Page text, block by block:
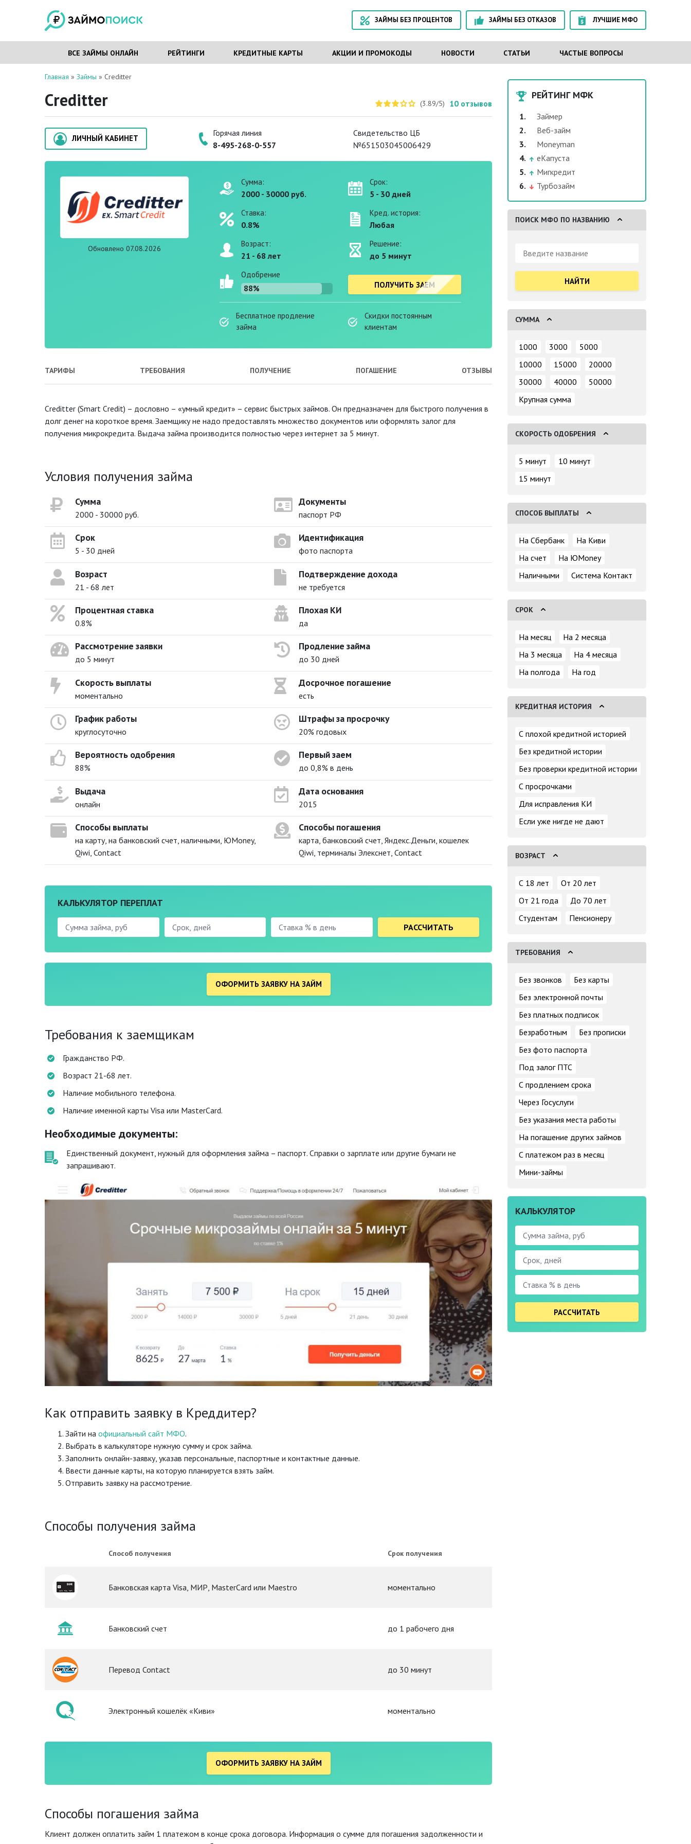
ЗАЙМЫ БЕЗ ПРОЦЕНТОВ ЗАЙМЫ БЕЗ ОТКАЗОВ ЛУЧШИЕ МФО
ВСЕ ЗАЙМЫ ОНЛАЙН РЕЙТИНГИ КРЕДИТНЫЕ КАРТЫ АКЦИИ И ПРОМОКОДЫ НОВОСТИ СТАТЬИ ЧАСТЫЕ ВОПРОСЫ
Главная » Займы » Сreditter
Сreditter (3.89/5) 10 отзывов
ЛИЧНЫЙ КАБИНЕТ
Горячая линия
8-495-268-0-557
Свидетельство ЦБ
№651503045006429
Обновлено 07.08.2026
Сумма:
2000 - 30000 руб.
Срок:
5 - 30 дней
Ставка:
0.8%
Кред. история:
Любая
Возраст:
21 - 68 лет
Решение:
до 5 минут
Одобрение
88%
ПОЛУЧИТЬ ЗАЕМ
Бесплатное продление
займа
Скидки постоянным
клиентам
ТАРИФЫ ТРЕБОВАНИЯ ПОЛУЧЕНИЕ ПОГАШЕНИЕ ОТЗЫВЫ
Сreditter (Smart Credit) – дословно – «умный кредит» – сервис быстрых займов. Он предназначен для быстрого получения в
долг денег на короткое время. Заемщику не надо предоставлять множество документов или оформлять залог для
получения микрокредита. Выдача займа производится полностью через интернет за 5 минут.
Условия получения займа
Сумма
2000 - 30000 руб.
Документы
паспорт РФ
Срок
5 - 30 дней
Идентификация
фото паспорта
Возраст
21 - 68 лет
Подтверждение дохода
не требуется
Процентная ставка
0.8%
Плохая КИ
да
Рассмотрение заявки
до 5 минут
Продление займа
до 30 дней
Скорость выплаты
моментально
Досрочное погашение
есть
График работы
круглосуточно
Штрафы за просрочку
20% годовых
Вероятность одобрения
88%
Первый заем
до 0,8% в день
Выдача
онлайн
Дата основания
2015
Способы выплаты
на карту, на банковский счет, наличными, ЮMoney,
Qiwi, Contact
Способы погашения
карта, банковский счет, Яндекс.Деньги, кошелек
Qiwi, терминалы Элекснет, Contact
КАЛЬКУЛЯТОР ПЕРЕПЛАТ
РАССЧИТАТЬ
ОФОРМИТЬ ЗАЯВКУ НА ЗАЙМ
Требования к заемщикам
Гражданство РФ.
Возраст 21-68 лет.
Наличие мобильного телефона.
Наличие именной карты Visa или MasterCard.
Необходимые документы:
Единственный документ, нужный для оформления займа – паспорт. Справки о зарплате или другие бумаги не
запрашивают.
Как отправить заявку в Креддитер?
Зайти на официальный сайт МФО.
Выбрать в калькуляторе нужную сумму и срок займа.
Заполнить онлайн-заявку, указав персональные, паспортные и контактные данные.
Ввести данные карты, на которую планируется взять займ.
Отправить заявку на рассмотрение.
Способы получения займа
Способ получения Срок получения
Банковская карта Visa, МИР, MasterCard или Maestro моментально
Банковский счет до 1 рабочего дня
Перевод Contact до 30 минут
Электронный кошелёк «Киви» моментально
ОФОРМИТЬ ЗАЯВКУ НА ЗАЙМ
Способы погашения займа
Клиент должен оплатить займ 1 платежом в конце срока договора. Информация о сумме для погашения задолженности и
РЕЙТИНГ МФК
Займер
Веб-займ
Moneyman
еКапуста
Мигкредит
Турбозайм
ПОИСК МФО ПО НАЗВАНИЮ
Поиск:
СУММА
1000 3000
5000
10000
15000
20000
30000
40000
50000
Крупная сумма
СКОРОСТЬ ОДОБРЕНИЯ
5 минут
10 минут
15 минут
СПОСОБ ВЫПЛАТЫ
На Сбербанк
На Киви
На счет
На ЮMoney
Наличными
Система Контакт
СРОК
На месяц
На 2 месяца
На 3 месяца
На 4 месяца
На полгода
На год
КРЕДИТНАЯ ИСТОРИЯ
С плохой кредитной историей
Без кредитной истории
Без проверки кредитной истории
С просрочками
Для исправления КИ
Если уже нигде не дают
ВОЗРАСТ
С 18 лет
От 20 лет
От 21 года
До 70 лет
Студентам
Пенсионеру
ТРЕБОВАНИЯ
Без звонков
Без карты
Без электронной почты
Без платных подписок
Безработным
Без прописки
Без фото паспорта
Под залог ПТС
С продлением срока
Через Госуслуги
Без указания места работы
На погашение других займов
С платежом раз в месяц
Мини-займы
КАЛЬКУЛЯТОР
РАССЧИТАТЬ